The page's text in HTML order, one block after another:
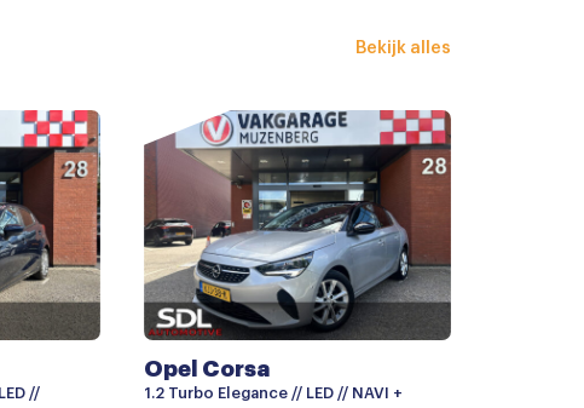
Bekijk alles
//
Opel Corsa
1.2 Turbo Elegance // LED // NAVI +